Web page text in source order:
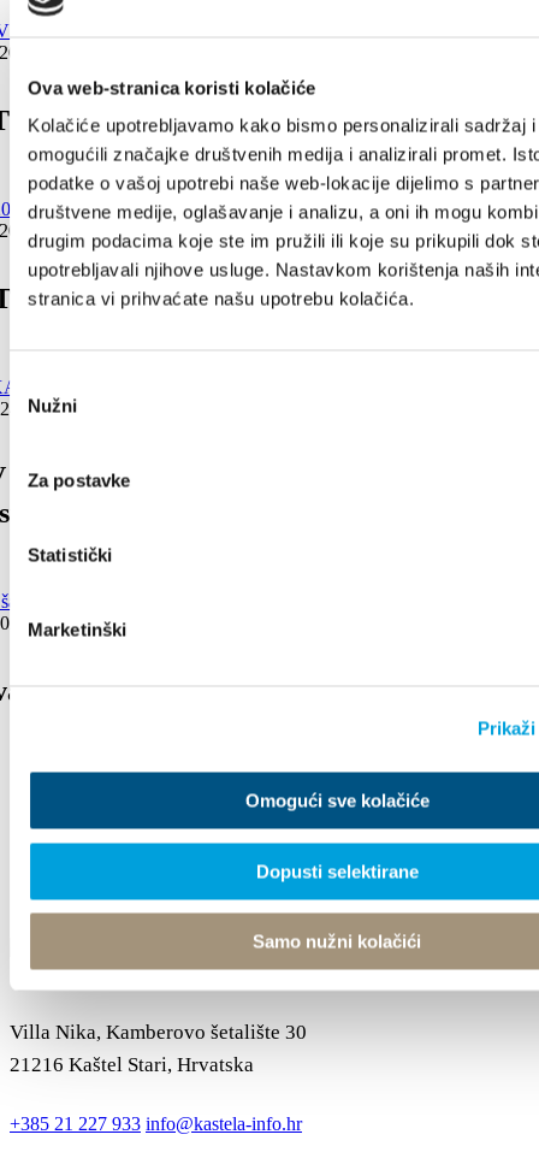
Ova web-stranica koristi kolačiće
Kolačiće upotrebljavamo kako bismo personalizirali sadržaj
omogućili značajke društvenih medija i analizirali promet.
podatke o vašoj upotrebi naše web-lokacije dijelimo s
društvene medije, oglašavanje i analizu, a oni ih mogu
drugim podacima koje ste im pružili ili koje su prikupili dok
upotrebljavali njihove usluge. Nastavkom korištenja naših
stranica vi prihvaćate našu upotrebu kolačića.
Odabir
pristanka
Nužni
Za postavke
Statistički
Marketinški
Omogući sve kolačiće
Dopusti selektirane
Samo nužni kolačići
V KAŠTELIH 2024
- 15. november 2024
2024 – Festival crljenak in sorodniki
KAŠTELIH 2024 – Dnevi kruha in
za pridelke zemlje
šalše in salse
Villa Nika, Kamberovo šetalište 30
21216 Kaštel Stari, Hrvatska
+385 21 227 933 info@kastela-info.hr